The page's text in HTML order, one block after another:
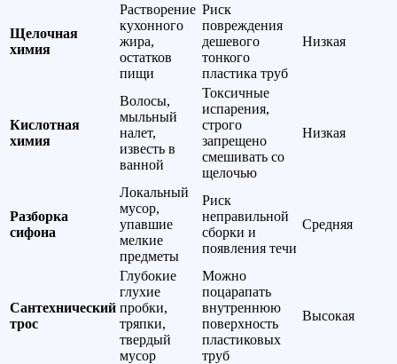
Щелочная
химия
Растворение
кухонного
жира,
остатков
пищи
Риск
повреждения
дешевого
тонкого
пластика труб
Низкая
Кислотная
химия
Волосы,
мыльный
налет,
известь в
ванной
Токсичные
испарения,
строго
запрещено
смешивать со
щелочью
Низкая
Разборка
сифона
Локальный
мусор,
упавшие
мелкие
предметы
Риск
неправильной
сборки и
появления течи
Средняя
Сантехнический
трос
Глубокие
глухие
пробки,
тряпки,
твердый
мусор
Можно
поцарапать
внутреннюю
поверхность
пластиковых
труб
Высокая